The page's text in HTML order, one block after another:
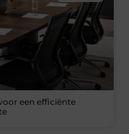
een efficiënte